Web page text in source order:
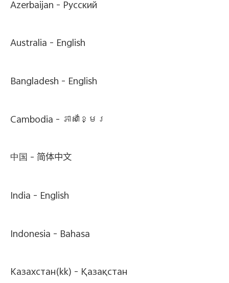
Azerbaijan - Pусский
Australia - English
Bangladesh - English
Cambodia - ភាសាខ្មែរ
中国 - 简体中文
India - English
Indonesia - Bahasa
Казахстан(kk) - Қазақстан